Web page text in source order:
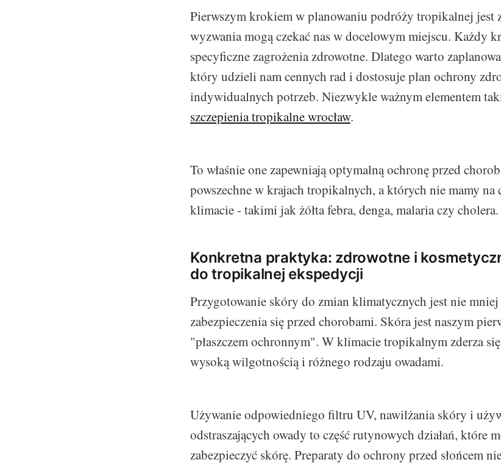
Pierwszym krokiem w planowaniu podróży tropikalnej jest
wyzwania mogą czekać nas w docelowym miejscu. Każdy
specyficzne zagrożenia zdrowotne. Dlatego warto
który udzieli nam cennych rad i dostosuje plan ochrony
indywidualnych potrzeb. Niezwykle ważnym elementem
szczepienia tropikalne wrocław.
To właśnie one zapewniają optymalną ochronę przed
powszechne w krajach tropikalnych, a których nie mamy na
klimacie - takimi jak żółta febra, denga, malaria czy cholera.
Konkretna praktyka: zdrowotne i
do tropikalnej ekspedycji
Przygotowanie skóry do zmian klimatycznych jest nie
zabezpieczenia się przed chorobami. Skóra jest naszym
"płaszczem ochronnym". W klimacie tropikalnym zderza
wysoką wilgotnością i różnego rodzaju owadami.
Używanie odpowiedniego filtru UV, nawilżania skóry i
odstraszających owady to część rutynowych działań, które
zabezpieczyć skórę. Preparaty do ochrony przed słońcem